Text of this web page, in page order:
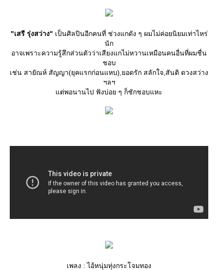
"เสรี รุ่งสว่าง" เป็นศิลปินอีกคนที่ ช่วงแกดัง ๆ ผมไม่ค่อยนิยมเท่าไหร่
นัก
อาจเพราะความรู้สึกส่วนตัวว่าเสียงแกไม่หวานเหมือนคนอื่นที่ผมชื่น
ชอบ
เช่น สายัณห์ สัญญา(ยุคแรกก่อนแหบ),ยอดรัก สลักใจ,สันติ ดวงสว่าง
ฯลฯ
ต่พอนานไป ฟังบ่อย ๆ ก็ชักชอบแหะ
เพลง : ไอ้หนุ่มทุ่งกระโจมทอง